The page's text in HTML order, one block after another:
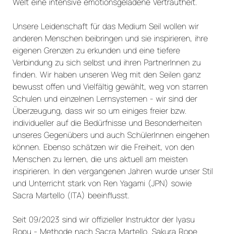
Unsere Leidenschaft für das Medium Seil wollen wir
anderen Menschen beibringen und sie inspirieren, ihre
eigenen Grenzen zu erkunden und eine tiefere
Verbindung zu sich selbst und ihren PartnerInnen zu
finden. Wir haben unseren Weg mit den Seilen ganz
bewusst offen und Vielfältig gewählt, weg von starren
Schulen und einzelnen Lernsystemen - wir sind der
Überzeugung, dass wir so um einiges freier bzw.
individueller auf die Bedürfnisse und Besonderheiten
unseres Gegenübers und auch SchülerInnen eingehen
können. Ebenso schätzen wir die Freiheit, von den
Menschen zu lernen, die uns aktuell am meisten
inspirieren. In den vergangenen Jahren wurde unser Stil
und Unterricht stark von Ren Yagami (JPN) sowie
Sacra Martello (ITA) beeinflusst.
Seit 09/2023 sind wir offizieller Instruktor der Iyasu
Ropu - Methode nach Sacra Martello. Sakura Rope